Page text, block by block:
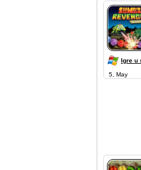
Igre u
5, May